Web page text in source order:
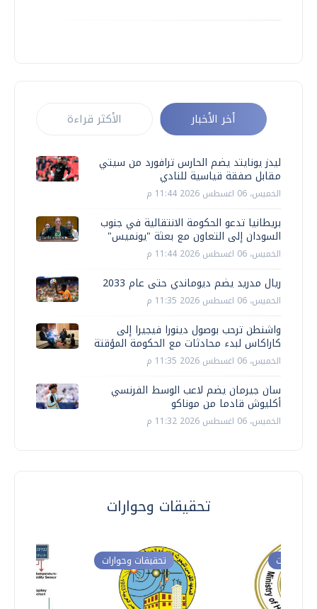
أخر الأخبار الأكثر قراءة
ليدز يونايتد يضم الحارس ترافورد من سيتي
مقابل صفقة قياسية للنادي
الخميس، 06 اغسطس 2026 11:44 م
بريطانيا تدعو الحكومة الانتقالية في جنوب
السودان إلى التعاون مع بعثة "يونميس"
الخميس، 06 اغسطس 2026 11:44 م
ريال مدريد يضم ديوماندي حتى عام 2033
الخميس، 06 اغسطس 2026 11:35 م
واشنطن ترحب بوصول دينورا فيجيرا إلى
كاراكاس لبدء محادثات مع الحكومة المؤقتة
الخميس، 06 اغسطس 2026 11:35 م
سان جيرمان يضم لاعب الوسط الفرنسي
أكليوش قادما من موناكو
الخميس، 06 اغسطس 2026 11:32 م
تحقيقات وحوارات
تحقيقات وحوارات وحوارات